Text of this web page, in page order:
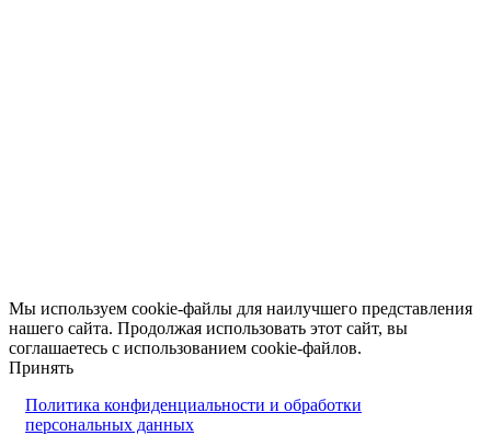
Мы используем cookie-файлы для наилучшего представления
нашего сайта. Продолжая использовать этот сайт, вы
соглашаетесь с использованием cookie-файлов.
Принять
Политика конфиденциальности и обработки
персональных данных